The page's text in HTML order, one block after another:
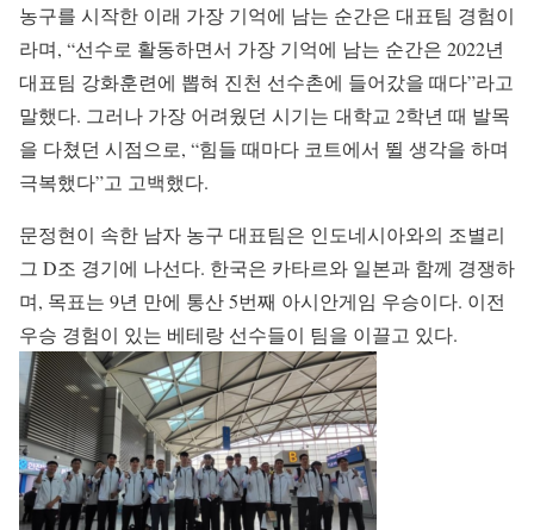
농구를 시작한 이래 가장 기억에 남는 순간은 대표팀 경험이
라며, “선수로 활동하면서 가장 기억에 남는 순간은 2022년
대표팀 강화훈련에 뽑혀 진천 선수촌에 들어갔을 때다”라고
말했다. 그러나 가장 어려웠던 시기는 대학교 2학년 때 발목
을 다쳤던 시점으로, “힘들 때마다 코트에서 뛸 생각을 하며
극복했다”고 고백했다.
문정현이 속한 남자 농구 대표팀은 인도네시아와의 조별리
그 D조 경기에 나선다. 한국은 카타르와 일본과 함께 경쟁하
며, 목표는 9년 만에 통산 5번째 아시안게임 우승이다. 이전
우승 경험이 있는 베테랑 선수들이 팀을 이끌고 있다.